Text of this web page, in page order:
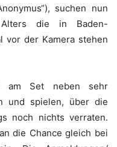
suchen nun
Alters die in Baden-
vor der Kamera stehen
am Set neben sehr
und spielen, über die
noch nichts verraten.
die Chance gleich bei